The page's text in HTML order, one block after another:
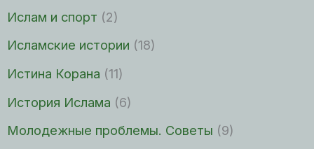
Ислам и спорт (2)
Исламские истории (18)
Истина Корана (11)
История Ислама (6)
Молодежные проблемы. Советы (9)